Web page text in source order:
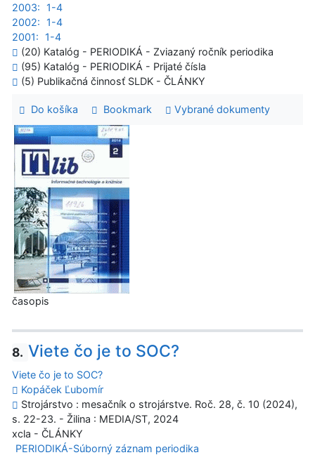
2003:
1-4
2002:
1-4
2001:
1-4
(20) Katalóg - PERIODIKÁ - Zviazaný ročník periodika
(95) Katalóg - PERIODIKÁ - Prijaté čísla
(5) Publikačná činnosť SLDK - ČLÁNKY
Do košíka Bookmark Vybrané dokumenty
časopis
8. Viete čo je to SOC?
Viete čo je to SOC?
Kopáček Ľubomír
Strojárstvo : mesačník o strojárstve. Roč. 28, č. 10 (2024),
s. 22-23. - Žilina : MEDIA/ST, 2024
xcla - ČLÁNKY
PERIODIKÁ-Súborný záznam periodika